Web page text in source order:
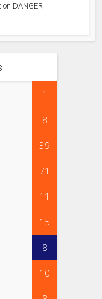
DANGER
1
8
39
71
11
15
8
10